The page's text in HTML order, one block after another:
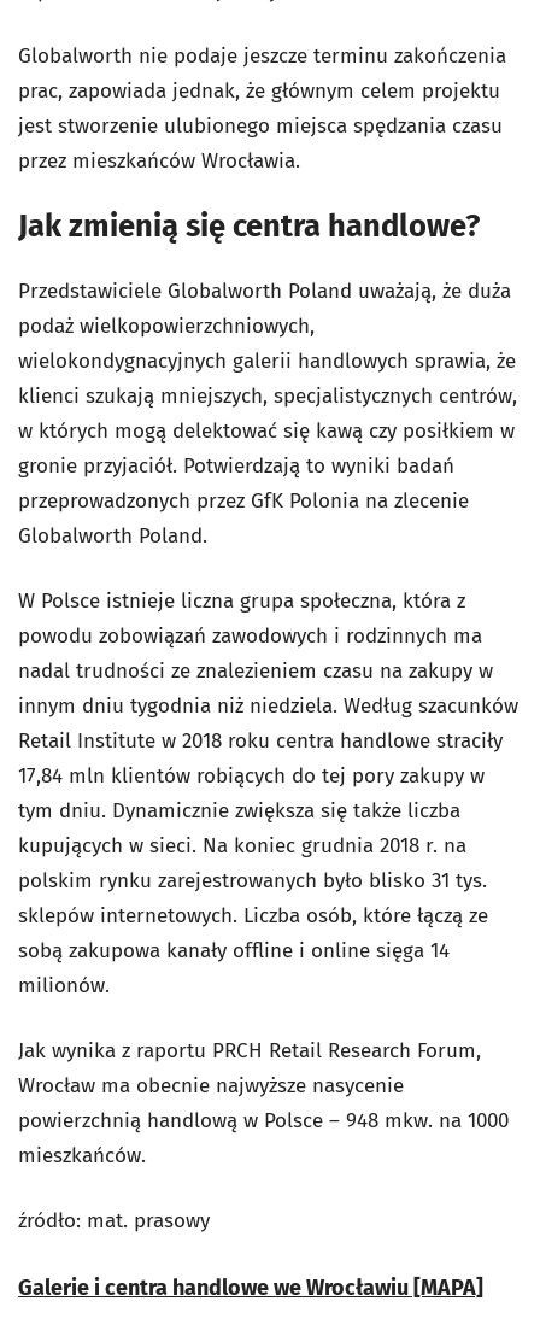
Globalworth nie podaje jeszcze terminu zakończenia
prac, zapowiada jednak, że głównym celem projektu
jest stworzenie ulubionego miejsca spędzania czasu
przez mieszkańców Wrocławia.
Jak zmienią się centra handlowe?
Przedstawiciele Globalworth Poland uważają, że duża
podaż wielkopowierzchniowych,
wielokondygnacyjnych galerii handlowych sprawia, że
klienci szukają mniejszych, specjalistycznych centrów,
w których mogą delektować się kawą czy posiłkiem w
gronie przyjaciół. Potwierdzają to wyniki badań
przeprowadzonych przez GfK Polonia na zlecenie
Globalworth Poland.
W Polsce istnieje liczna grupa społeczna, która z
powodu zobowiązań zawodowych i rodzinnych ma
nadal trudności ze znalezieniem czasu na zakupy w
innym dniu tygodnia niż niedziela. Według szacunków
Retail Institute w 2018 roku centra handlowe straciły
17,84 mln klientów robiących do tej pory zakupy w
tym dniu. Dynamicznie zwiększa się także liczba
kupujących w sieci. Na koniec grudnia 2018 r. na
polskim rynku zarejestrowanych było blisko 31 tys.
sklepów internetowych. Liczba osób, które łączą ze
sobą zakupowa kanały offline i online sięga 14
milionów.
Jak wynika z raportu PRCH Retail Research Forum,
Wrocław ma obecnie najwyższe nasycenie
powierzchnią handlową w Polsce – 948 mkw. na 1000
mieszkańców.
źródło: mat. prasowy
Galerie i centra handlowe we Wrocławiu [MAPA]